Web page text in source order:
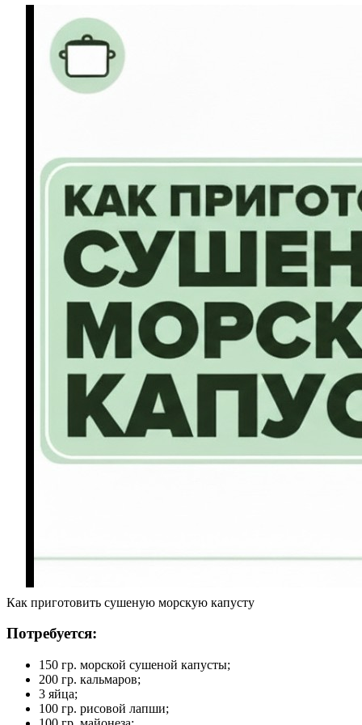
Как приготовить сушеную морскую капусту
Потребуется:
150 гр. морской сушеной капусты;
200 гр. кальмаров;
3 яйца;
100 гр. рисовой лапши;